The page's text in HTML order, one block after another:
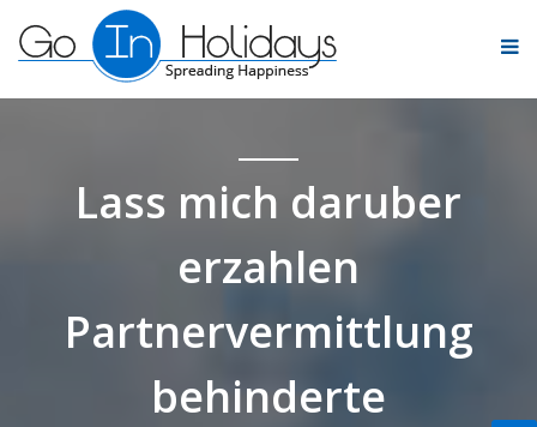
Lass mich daruber
erzahlen
Partnervermittlung
behinderte